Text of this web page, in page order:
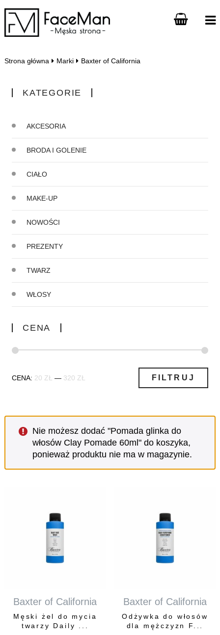
Strona główna Marki Baxter of California
KATEGORIE
AKCESORIA
BRODA I GOLENIE
CIAŁO
MAKE-UP
NOWOŚCI
PREZENTY
TWARZ
WŁOSY
CENA
Cena
Cena FILTRUJ
CENA: 20 ZŁ — 320 ZŁ
Nie możesz dodać "Pomada glinka do
włosów Clay Pomade 60ml" do koszyka,
ponieważ produktu nie ma w magazynie.
Baxter of California
Męski żel do mycia
twarzy Daily ...
Baxter of California
Odżywka do włosów
dla mężczyzn F...